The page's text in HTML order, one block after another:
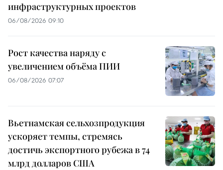
инфраструктурных проектов
06/08/2026 09:10
Рост качества наряду с
увеличением объёма ПИИ
06/08/2026 07:07
Вьетнамская сельхозпродукция
ускоряет темпы, стремясь
достичь экспортного рубежа в 74
млрд долларов США